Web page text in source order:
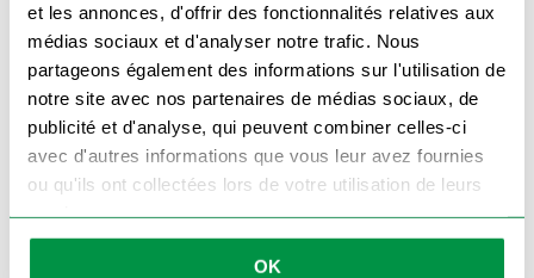
et les annonces, d'offrir des fonctionnalités relatives aux
médias sociaux et d'analyser notre trafic. Nous
partageons également des informations sur l'utilisation de
notre site avec nos partenaires de médias sociaux, de
publicité et d'analyse, qui peuvent combiner celles-ci
avec d'autres informations que vous leur avez fournies
ou qu'ils ont collectées lors de votre utilisation de leurs
services.
OK
Livraison accessoires et pièces détachées 48h
On vous rappelle !